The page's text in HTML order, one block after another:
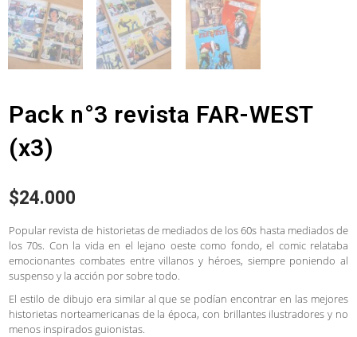
Pack n°3 revista FAR-WEST
(x3)
$24.000
Popular revista de historietas de mediados de los 60s hasta mediados de
los 70s. Con la vida en el lejano oeste como fondo, el comic relataba
emocionantes combates entre villanos y héroes, siempre poniendo al
suspenso y la acción por sobre todo.
El estilo de dibujo era similar al que se podían encontrar en las mejores
historietas norteamericanas de la época, con brillantes ilustradores y no
menos inspirados guionistas.